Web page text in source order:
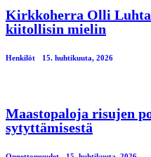
Kirkkoherra Olli
kiitollisin mielin
Henkilöt 15. huhtikuuta, 2026
Maastopaloja risujen
sytyttämisestä